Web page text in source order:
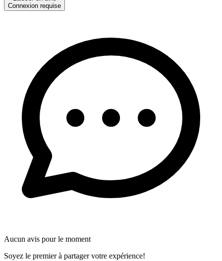
Connexion requise
Aucun avis pour le moment
Soyez le premier à partager votre expérience!